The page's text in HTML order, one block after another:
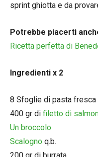
sprint ghiotta e da
Potrebbe piacerti
Ricetta perfetta di
Ingredienti x 2
8 Sfoglie di pasta fresca
400 gr di filetto di
Un broccolo
Scalogno q.b.